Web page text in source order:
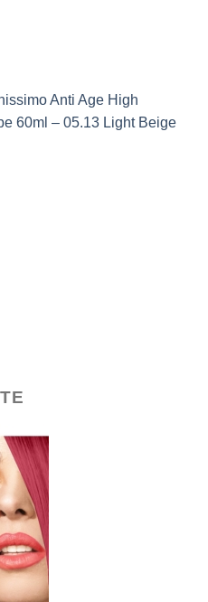
Anti Age High
60ml – 05.13 Light Beige